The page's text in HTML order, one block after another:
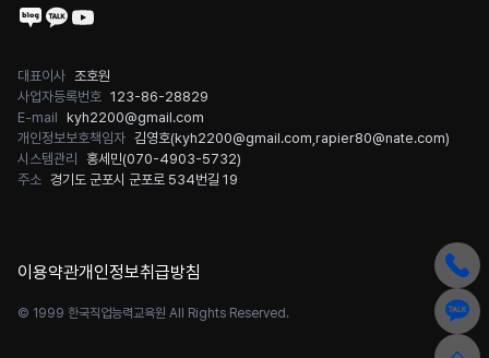
대표이사 조호원
사업자등록번호 123-86-28829
E-mail kyh2200@gmail.com
개인정보보호책임자 김영호(kyh2200@gmail.com rapier80@nate.com)
시스템관리
홍세민(070-4903-5732)
주소 경기도 군포시 군포로 534번길 19
이용약관개인정보취급방침
© 1999 한국직업능력교육원 All Rights Reserved.